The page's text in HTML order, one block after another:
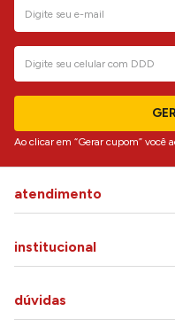
Ao clicar em “Gerar cupom” você
atendimento
institucional
dúvidas